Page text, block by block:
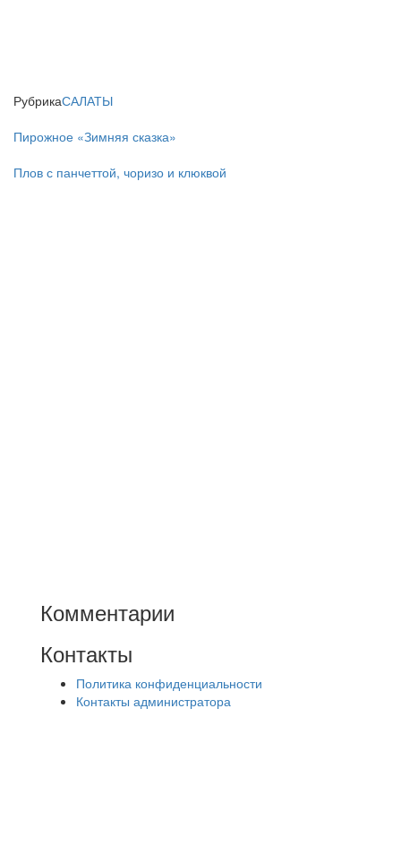
РубрикаСАЛАТЫ
Пирожное «Зимняя сказка»
Плов с панчеттой, чоризо и клюквой
Комментарии
Контакты
Политика конфиденциальности
Контакты администратора